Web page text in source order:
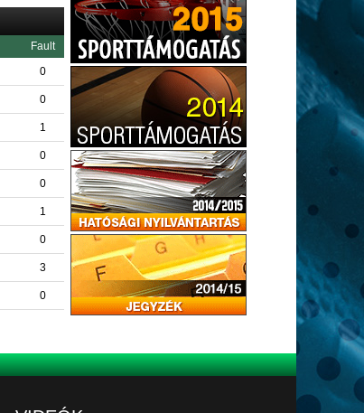
Fault
0
0
1
0
0
1
0
3
0